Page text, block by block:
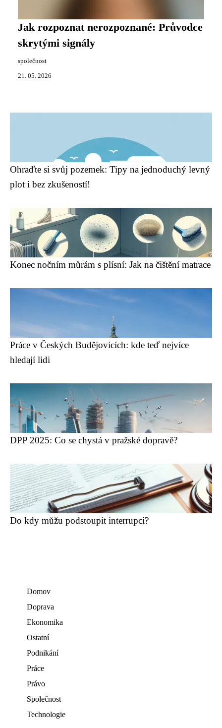
Jak rozpoznat nerozpoznané: Průvodce
skrytými signály
společnost
21. 05. 2026
Ohraďte si svůj pozemek: Tipy na jednoduchý levný
plot i bez zkušeností!
Konec nočním můrám s plísní: Jak na čištění matrace
Práce v Českých Budějovicích: kde teď nejvíce
hledají lidi
DPP 2025: Co se chystá v pražské dopravě?
Do kdy můžu podstoupit interrupci?
Domov
Doprava
Ekonomika
Ostatní
Podnikání
Práce
Právo
Společnost
Technologie